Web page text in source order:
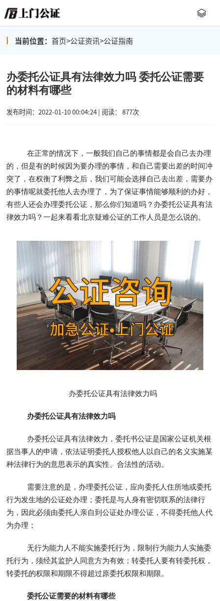
当前位置： 首页>公证资讯>公证指南
办委托公证具有法律效力吗 委托公证需要
的材料有哪些
发布时间：2022-01-10 00:04:24 | 阅读： 877次
在正常的情况下，一般我们自己的事情都是会自己去办理
的，但是有的时候因为要办理的事情，和自己需要出差的时间冲
突了，在权衡了利弊之后，我们可能会选择自己去出差，需要办
的事情呢就委托他人去办理了，为了保证事情能够顺利的办好，
有些人还会办理委托公证，那么你们知道吗？办委托公证具有法
律效力吗？一起来看看北京疑难公证的工作人员是怎么说的。
办委托公证具有法律效力吗
办委托公证具有法律效力吗
办委托公证具有法律效力，委托书公证是国家公证机关根
据当事人的申请，依法证明委托人授权他人以自己的名义实施某
种法律行为的意思表示的真实性、合法性的活动。
需要注意的是，办理委托公证，应向委托人住所地或委托
行为发生地的公证处办理；委托是与人身有密切联系的法律行
为，因此必须由委托人亲自到公证处办理公证，不得委托他人代
为办理；
无行为能力人不能实施委托行为，限制行为能力人实施委
托行为，须经其监护人同意方为有效；转委托人要有转委托权，
转委托的权限和期限不得超过原委托权限和期限。
委托公证需要的材料有哪些